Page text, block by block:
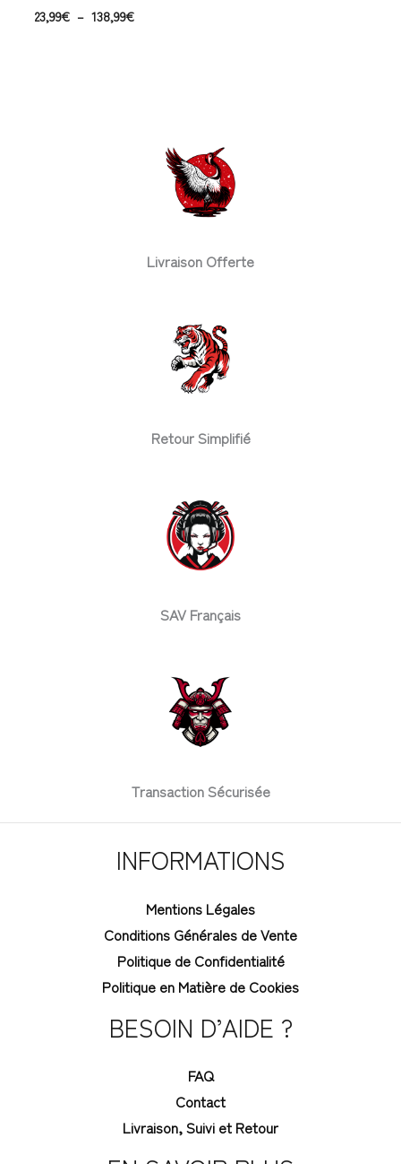
23,99€ – 138,99€
Livraison Offerte
Retour Simplifié
SAV Français
Transaction Sécurisée
INFORMATIONS
Mentions Légales
Conditions Générales de Vente
Politique de Confidentialité
Politique en Matière de Cookies
BESOIN D’AIDE ?
FAQ
Contact
Livraison, Suivi et Retour